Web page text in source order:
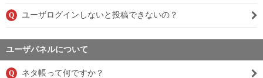
Q ユーザログインしないと投稿できないの？
ユーザパネルについて
Q ネタ帳って何ですか？